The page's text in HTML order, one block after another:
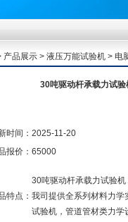
产品展示 > 液压万能试验机 > 电
30吨驱动杆承载力试验
时间： 2025-11-20
报价： 65000
特点：
30吨驱动杆承载力试验机
我司提供全系列材料力
试验机，管道管材类力学